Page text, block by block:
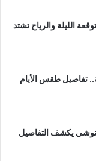
الليلة والرياح تشتد
إلى 44 درجة.. تفاصيل طقس الأيام
يكشف التفاصيل